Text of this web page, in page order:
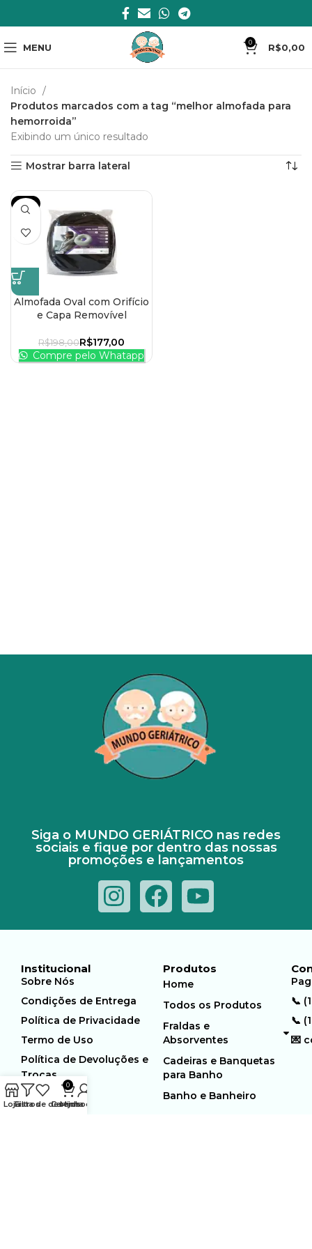
MENU 0 R$0,00
Início
Produtos marcados com a tag “melhor almofada para
hemorroida”
Exibindo um único resultado
Mostrar barra lateral
-11%
Almofada Oval com Orifício
e Capa Removível
R$198,00R$177,00
Compre pelo Whatapp
Siga o MUNDO GERIÁTRICO nas redes
sociais e fique por dentro das nossas
promoções e lançamentos
Institucional
Sobre Nós
Condições de Entrega
Política de Privacidade
Termo de Uso
Política de Devoluções e
Trocas
Produtos
Home
Todos os Produtos
Fraldas e
Absorventes
Cadeiras e Banquetas
para Banho
Banho e Banheiro
📞
📞
💌
LojaFiltros
Lista de desejos
0
Carrinho
Minha conta